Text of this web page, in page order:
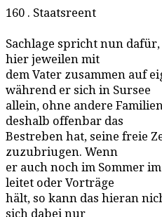
160 . Staatsreent
Sachlage spricht nun
hier jeweilen mit
dem Vater zusammen auf
während er sich in Sursee
allein, ohne andere
deshalb offenbar das
Bestreben hat, seine freie
zuzubriugen. Wenn
er auch noch im Sommer
leitet oder Vorträge
hält, so kann das hieran
sich dabei nur